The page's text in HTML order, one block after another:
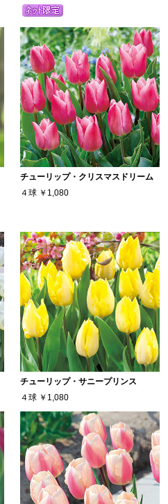
チューリップ・クリスマスドリーム
４球 ￥1,080
チューリップ・サニープリンス
４球 ￥1,080